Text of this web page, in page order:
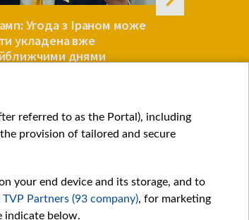
Угода з Іраном може
укладена вже
днями
referred to as the Portal), including
provision of tailored and secure
your end device and its storage, and to
TVP Partners (93 company), for marketing
indicate below.